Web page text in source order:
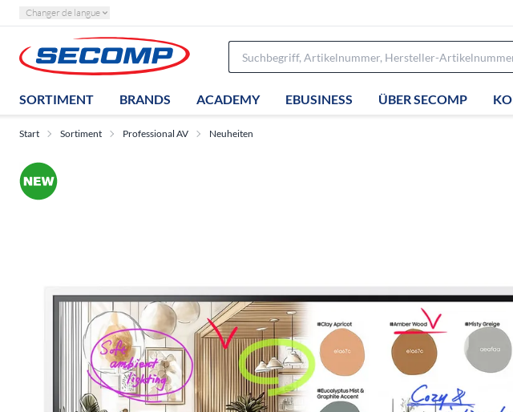
Changer de langue
SORTIMENT BRANDS ACADEMY EBUSINESS ÜBER SECOMP
Start Sortiment Professional AV Neuheiten